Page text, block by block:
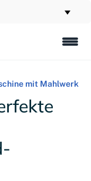
mit Mahlwerk